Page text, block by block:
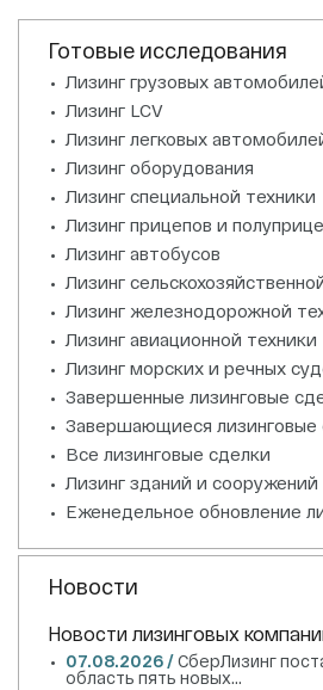
Готовые исследования
Лизинг грузовых
Лизинг LCV
Лизинг легковых
Лизинг оборудования
Лизинг специальной техники
Лизинг прицепов и
Лизинг автобусов
Лизинг
Лизинг железнодорожной
Лизинг авиационной техники
Лизинг морских и речных
Завершенные лизинговые
Завершающиеся лизинговые
Все лизинговые сделки
Лизинг зданий и сооружений
Еженедельное обновление
Новости
Новости лизинговых
07.08.2026 /СберЛизинг
область пять новых...